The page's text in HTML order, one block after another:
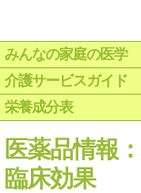
みんなの家庭の医学
介護サービスガイド
栄養成分表
医薬品情報
臨床効果